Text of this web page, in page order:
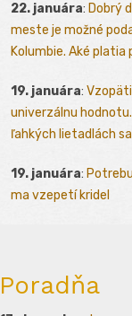
22. januára: Dobrý
meste je možné
Kolumbie. Aké platia
19. januára:
univerzálnu
ľahkých lietadlách
19. januára:
ma vzepetí kridel
Poradňa